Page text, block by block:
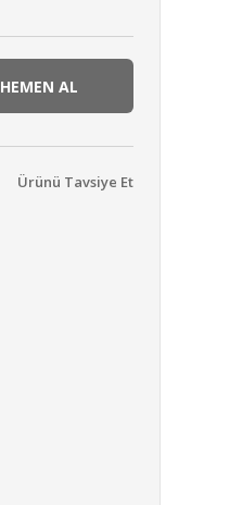
HEMEN AL
Ürünü Tavsiye Et